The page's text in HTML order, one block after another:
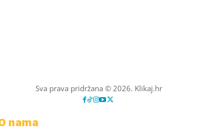
Sva prava pridržana © 2026. Klikaj.hr
nama